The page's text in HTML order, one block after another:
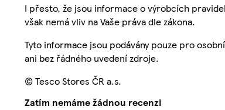
I přesto, že jsou informace o výrobcích
však nemá vliv na Vaše práva dle zákona.
Tyto informace jsou podávány pouze pro
ani bez řádného uvedení zdroje.
© Tesco Stores ČR a.s.
Zatím nemáme žádnou recenzi